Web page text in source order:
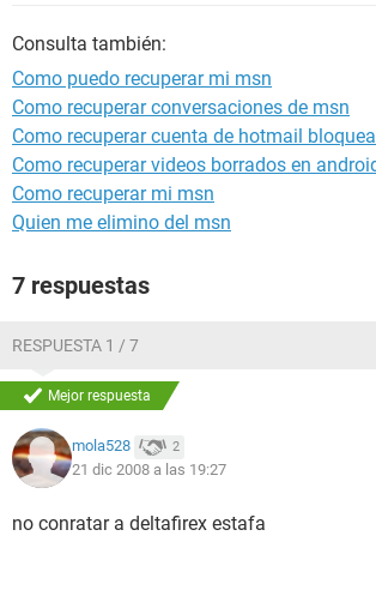
Consulta también:
Como puedo recuperar mi msn
Como recuperar conversaciones de msn
Como recuperar cuenta de hotmail
Como recuperar videos borrados en
Como recuperar mi msn
Quien me elimino del msn
7 respuestas
RESPUESTA 1 / 7
Mejor respuesta
mola528 2
21 dic 2008 a las 19:27
no conratar a deltafirex estafa